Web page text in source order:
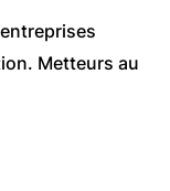
Metteurs au